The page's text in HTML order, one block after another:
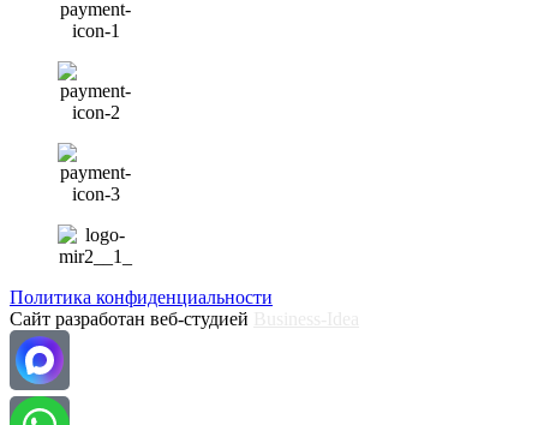
Политика конфиденциальности
Сайт разработан веб-студией